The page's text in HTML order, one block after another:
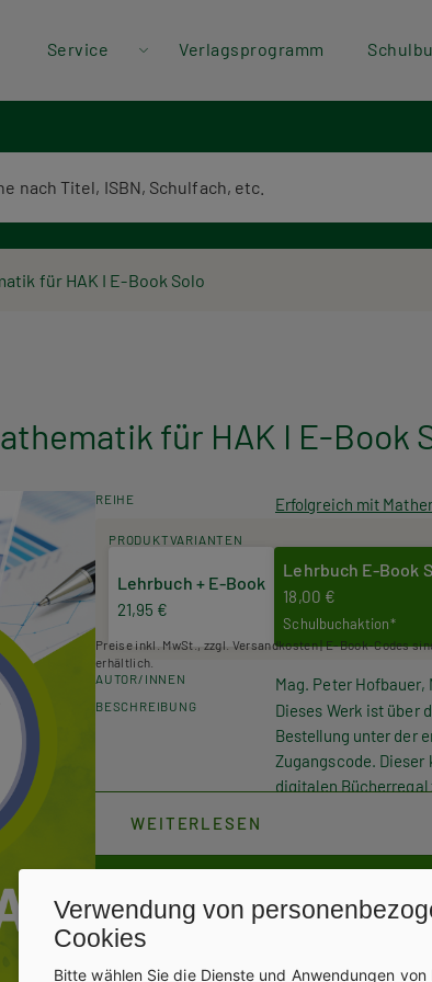
Header
Menü
Service Verlagsprogramm
für HAK I E-Book Solo
für HAK I E-Book
REIHE Erfolgreich mit
PRODUKTVARIANTEN
Lehrbuch + E-Book
21,95 €
Lehrbuch E-Book
18,00 €
Schulbuchaktion*
Preise inkl. MwSt., zzgl. Versandkosten | E-Book-Codes
erhältlich.
AUTOR/INNEN
Mag. Peter Hofbauer,
BESCHREIBUNG
Dieses Werk ist über
Bestellung unter der
Zugangscode.
digitalen Bücherregal
WEITERLESEN
Verwendung von
Cookies
Bitte wählen Sie die Dienste und Anwendungen